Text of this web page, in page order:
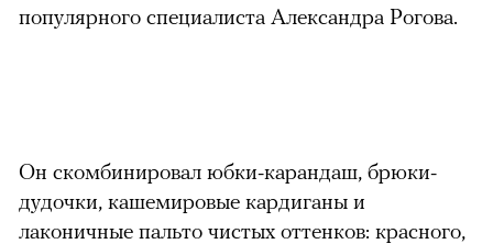
популярного специалиста Александра Рогова.
Он скомбинировал юбки-карандаш, брюки-
дудочки, кашемировые кардиганы и
лаконичные пальто чистых оттенков: красного,